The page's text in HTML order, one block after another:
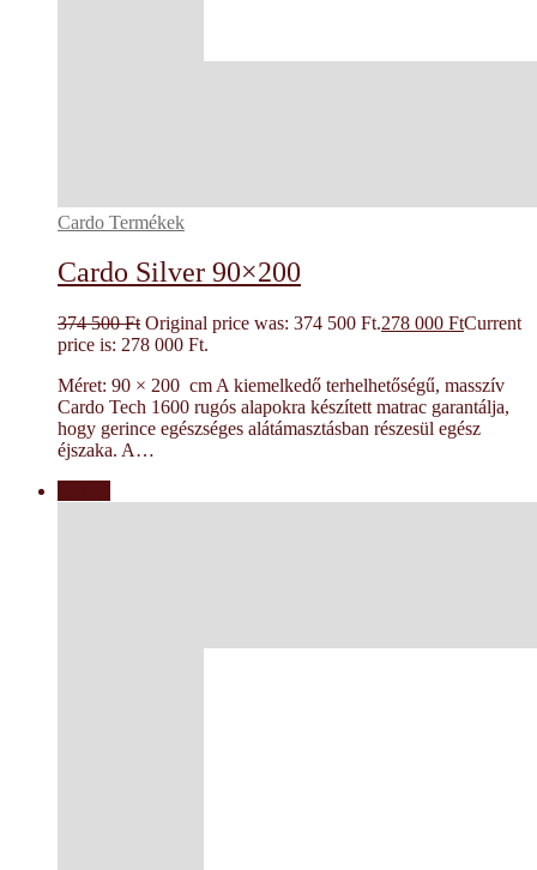
Cardo Termékek
Cardo Silver 90×200
374 500Ft Original price was: 374 500 Ft.278 000 FtCurrent
price is: 278 000 Ft.
Méret: 90 × 200 cm A kiemelkedő terhelhetőségű, masszív
Cardo Tech 1600 rugós alapokra készített matrac garantálja,
hogy gerince egészséges alátámasztásban részesül egész
éjszaka. A…